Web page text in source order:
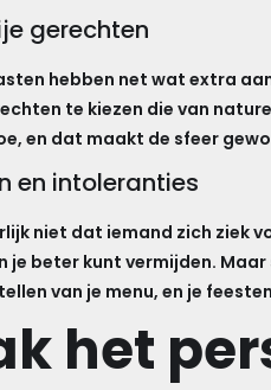
gerechten
hebben net wat extra
te kiezen die van
en dat maakt de sfeer
en intoleranties
niet dat iemand zich ziek
je beter kunt vermijden.
van je menu, en je
het